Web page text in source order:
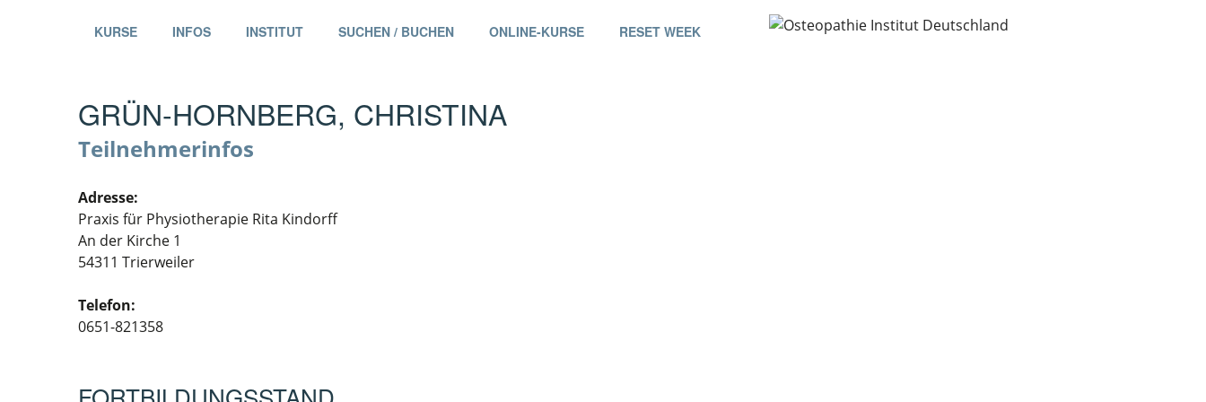
KURSE INFOS INSTITUT SUCHEN / BUCHEN ONLINE-KURSE RESET WEEK
GRÜN-HORNBERG, CHRISTINA
Teilnehmerinfos
Adresse:
Praxis für Physiotherapie Rita Kindorff
An der Kirche 1
54311 Trierweiler
Telefon:
0651-821358